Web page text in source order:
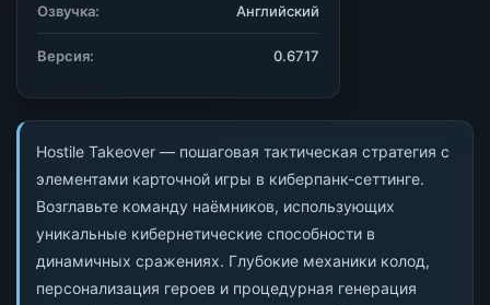
Hostile Takeover — пошаговая тактическая стратегия с
элементами карточной игры в киберпанк-сеттинге.
Возглавьте команду наёмников, использующих
уникальные кибернетические способности в
динамичных сражениях. Глубокие механики колод,
персонализация героев и процедурная генерация
Озвучка: Английский
Версия: 0.6717